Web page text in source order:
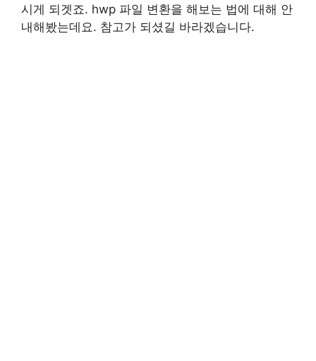
시게 되겟죠. hwp 파일 변환을 해보는 법에 대해 안
내해봤는데요. 참고가 되셨길 바라겠습니다.